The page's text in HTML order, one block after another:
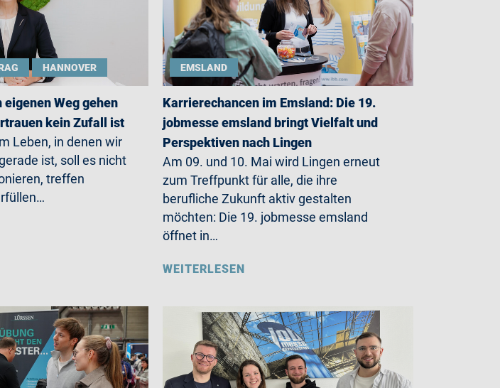
HANNOVER
Weg gehen
kein Zufall ist
Leben, in denen wir
ist, soll es nicht
treffen
EMSLAND
Karrierechancen im Emsland: Die 19.
jobmesse emsland bringt Vielfalt und
Perspektiven nach Lingen
Am 09. und 10. Mai wird Lingen erneut
zum Treffpunkt für alle, die ihre
berufliche Zukunft aktiv gestalten
möchten: Die 19. jobmesse emsland
öffnet in…
WEITERLESEN